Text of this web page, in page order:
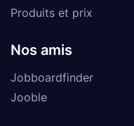
Produits et prix
Nos amis
Jobboardfinder
Jooble